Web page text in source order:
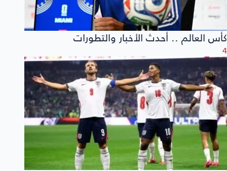
كأس العالم .. أحدث الأخبار والتطورات
4